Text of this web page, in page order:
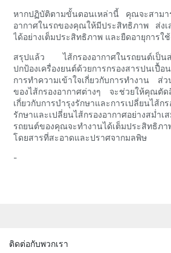
หากปฏิบัติตามขั้นตอนเหล่านี้ คุณจะสามา
อากาศในรถของคุณให้มีประสิทธิภาพ ส่งเ
ได้อย่างเต็มประสิทธิภาพ และยืดอายุการ
สรุปแล้ว ไส้กรองอากาศในรถยนต์เป็น
ปกป้องเครื่องยนต์ด้วยการกรองสารปนเปื้
การทำความเข้าใจเกี่ยวกับการทำงาน ส่
ของไส้กรองอากาศต่างๆ จะช่วยให้คุณตั
เกี่ยวกับการบำรุงรักษาและการเปลี่ยนไ
รักษาและเปลี่ยนไส้กรองอากาศอย่างสม่ำเ
รถยนต์ของคุณจะทำงานได้เต็มประสิทธิภา
โดยสารที่สะอาดและปราศจากมลพิษ
-
ติดต่อกับพวกเรา